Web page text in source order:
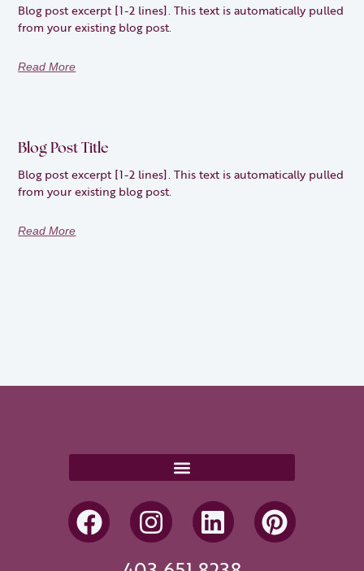
Blog post excerpt [1-2 lines]. This text is automatically pulled
from your existing blog post.
Read More
Blog Post Title
Blog post excerpt [1-2 lines]. This text is automatically pulled
from your existing blog post.
Read More